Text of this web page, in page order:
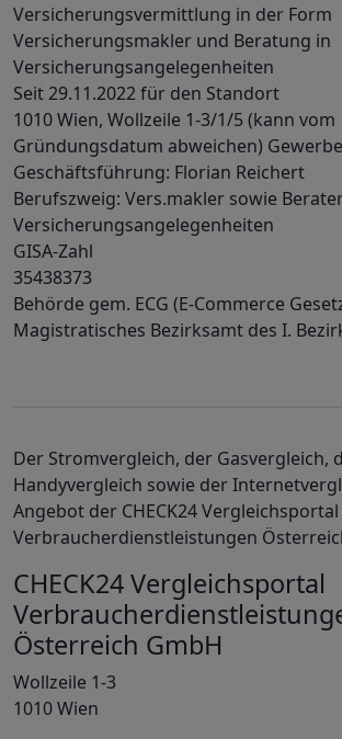
Versicherungsvermittlung in der Form
Versicherungsmakler und Beratung in
Versicherungsangelegenheiten
Seit 29.11.2022 für den Standort
1010 Wien, Wollzeile 1-3/1/5 (kann vom
Gründungsdatum abweichen)
Geschäftsführung: Florian Reichert
Berufszweig: Vers.makler sowie
Versicherungsangelegenheiten
GISA-Zahl
35438373
Behörde gem. ECG (E-Commerce
Magistratisches Bezirksamt des I.
Der Stromvergleich, der Gasvergleich,
Handyvergleich sowie der
Angebot der CHECK24Vergleichsportal
Verbraucherdienstleistungen
CHECK24 Vergleichsportal
Österreich GmbH
Wollzeile 1-3
1010 Wien